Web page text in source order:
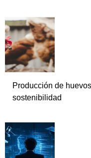
Producción de
sostenibilidad